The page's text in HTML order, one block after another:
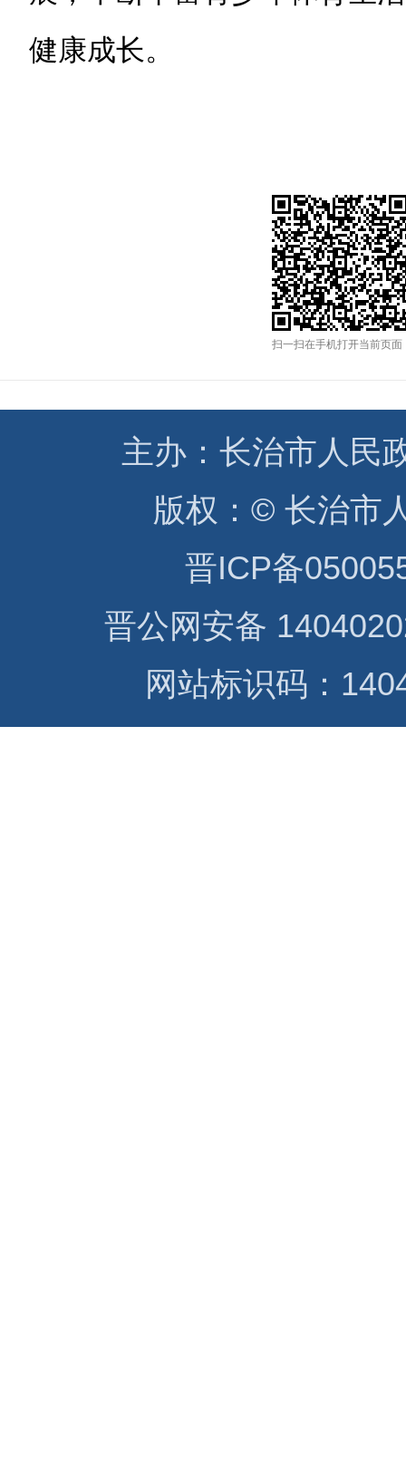
健康成长。
扫一扫在手机打开当前页面
主办： 长治市人民
版权： © 长治市
晋ICP备
晋公网安备
网站标识码：